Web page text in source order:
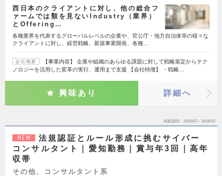
西日本のクライアントに対し、他の総合フ
ァームでは類を見ないIndustry（業界）
とOffering…
各種業界を代表するグローバルレベルの企業や、官公庁・地方自治体等の様々な
クライアントに対し、経営戦略、新規事業開発、各種…
会社概要
【事業内容】 企業や組織のあらゆる課題に対して戦略策定からテク
ノロジーを活用した変革の実行、運用まで支援 【会社特徴】 ・戦略…
興味あり 詳細へ
掲載期間 26/08/07～26/08/20
NEW
法規認証とルール形成に挑むサイバー
コンサルタント｜愛知勤務｜賞与年3回｜高年
収帯
その他、コンサルタント系